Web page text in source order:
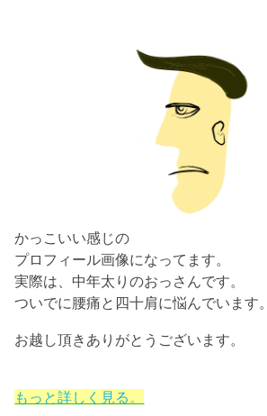
かっこいい感じの
プロフィール画像になってます。
実際は、中年太りのおっさんです。
ついでに腰痛と四十肩に悩んでいます。
お越し頂きありがとうございます。
もっと詳しく見る。